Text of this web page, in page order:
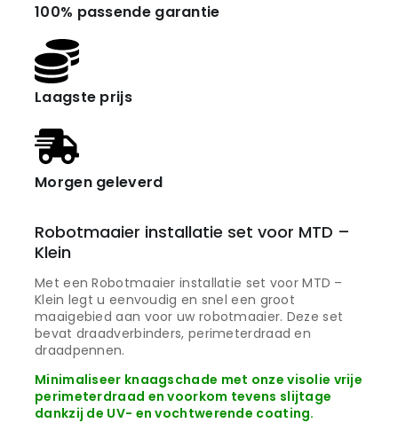
100% passende garantie
Laagste prijs
Morgen geleverd
Robotmaaier installatie set voor MTD –
Klein
Met een Robotmaaier installatie set voor MTD –
Klein legt u eenvoudig en snel een groot
maaigebied aan voor uw robotmaaier. Deze set
bevat draadverbinders, perimeterdraad en
draadpennen.
Minimaliseer knaagschade met onze visolie vrije
perimeterdraad en voorkom tevens slijtage
dankzij de UV- en vochtwerende coating.